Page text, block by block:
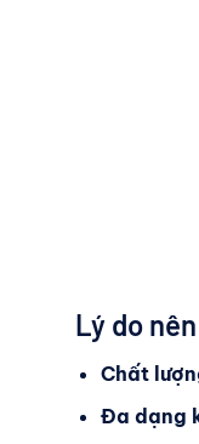
Lý do
Chất
Đa dạng